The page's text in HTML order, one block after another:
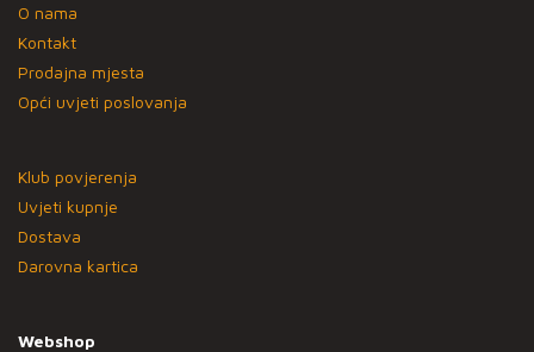
O nama
Kontakt
Prodajna mjesta
Opći uvjeti poslovanja
Klub povjerenja
Uvjeti kupnje
Dostava
Darovna kartica
Webshop